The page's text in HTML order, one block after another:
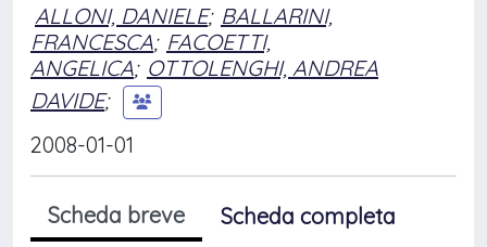
ALLONI, DANIELE; BALLARINI,
FRANCESCA; FACOETTI,
ANGELICA; OTTOLENGHI, ANDREA
DAVIDE;
2008-01-01
Scheda breve
Scheda completa